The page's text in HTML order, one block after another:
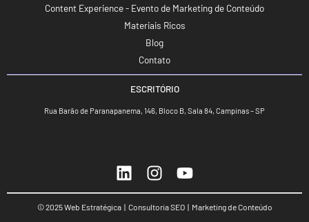
Content Experience - Evento de Marketing de Conteúdo
Materiais Ricos
Blog
Contato
ESCRITÓRIO
Rua Barão de Paranapanema, 146, Bloco B, Sala 84, Campinas – SP
© 2025 Web Estratégica | Consultoria SEO | Marketing de Conteúdo